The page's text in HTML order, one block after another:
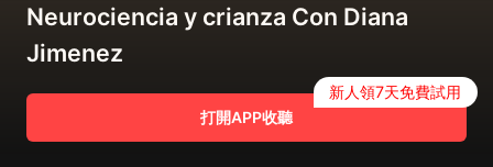
Neurociencia y crianza Con Diana
Jimenez
打開APP收聽
新人領7天免費試用